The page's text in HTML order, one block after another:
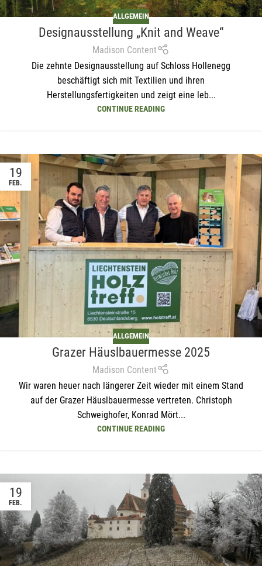
ALLGEMEIN
Designausstellung „Knit and Weave“
Madison Content
Die zehnte Designausstellung auf Schloss Hollenegg
beschäftigt sich mit Textilien und ihren
Herstellungsfertigkeiten und zeigt eine leb...
CONTINUE READING
19
FEB.
ALLGEMEIN
Grazer Häuslbauermesse 2025
Madison Content
Wir waren heuer nach längerer Zeit wieder mit einem Stand
auf der Grazer Häuslbauermesse vertreten. Christoph
Schweighofer, Konrad Mört...
CONTINUE READING
19
FEB.